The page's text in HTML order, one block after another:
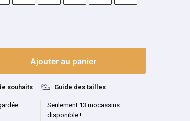
Ajouter au panier
souhaits Guide des tailles
Seulement 13 mocassins
disponible !